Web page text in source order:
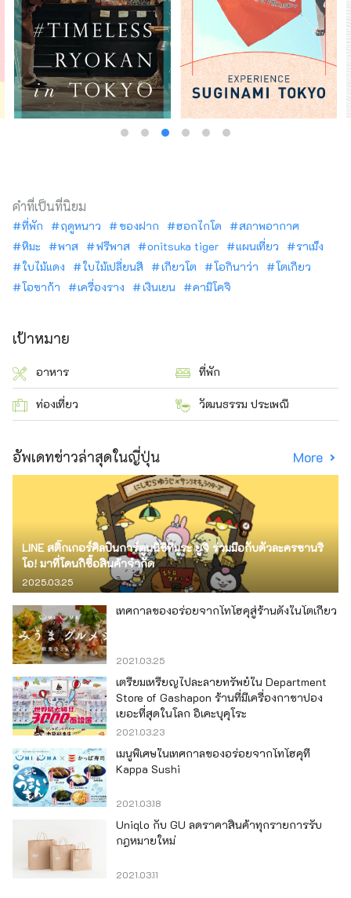
คำที่เป็นที่นิยม
ที่พัก ฤดูหนาว ของฝาก ฮอกไกโด
สภาพอากาศ
หิมะ
พาส ฟรีพาส onitsuka tiger แผนเที่ยว
ราเม็ง
ใบไม้แดง
ใบไม้เปลี่ยนสี เกียวโต โอกินาว่า
โตเกียว
โอซาก้า
เครื่องราง เงินเยน คามิโคจิ
เป้าหมาย
อาหาร ที่พัก
ท่องเที่ยว วัฒนธรรม ประเพณี
อัพเดทข่าวล่าสุดในญี่ปุ่น More
LINE สติ๊กเกอร์ศิลปินการ์ตูนนิชิทีมูระ ยูจิ ร่วมมือกับตัวละครซานริ
โอ! มาที่โดนกิซื้อสินค้าจำกัด
2025.03.25
เทศกาลของอร่อยจากโทโฮคุสู่ร้านดังในโตเกียว
2021.03.25
เตรียมเหรียญไปละลายทรัพย์ใน Department
Store of Gashapon ร้านที่มีเครื่องกาชาปอง
เยอะที่สุดในโลก อิเคะบุคุโระ
2021.03.23
เมนูพิเศษในเทศกาลของอร่อยจากโทโฮคุที่
Kappa Sushi
2021.03.18
Uniqlo กับ GU ลดราคาสินค้าทุกรายการรับ
กฎหมายใหม่
2021.03.11